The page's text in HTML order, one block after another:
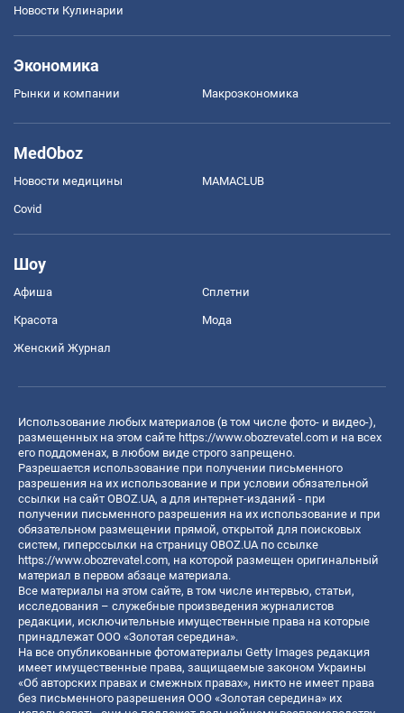
Новости Кулинарии
Экономика
Рынки и компании Mакроэкономика
MedOboz
Новости медицины MAMACLUB
Covid
Шоу
Афиша Сплетни
Красота Мода
Женский Журнал
Использование любых материалов (в том числе фото- и видео-),
размещенных на этом сайте https://www.obozrevatel.com и на всех
его поддоменах, в любом виде строго запрещено.
Разрешается использование при получении письменного
разрешения на их использование и при условии обязательной
ссылки на сайт OBOZ.UA, а для интернет-изданий - при
получении письменного разрешения на их использование и при
обязательном размещении прямой, открытой для поисковых
систем, гиперссылки на страницу OBOZ.UA по ссылке
https://www.obozrevatel.com, на которой размещен оригинальный
материал в первом абзаце материала.
Все материалы на этом сайте, в том числе интервью, статьи,
исследования – служебные произведения журналистов
редакции, исключительные имущественные права на которые
принадлежат ООО «Золотая середина».
На все опубликованные фотоматериалы Getty Images редакция
имеет имущественные права, защищаемые законом Украины
«Об авторских правах и смежных правах», никто не имеет права
без письменного разрешения ООО «Золотая середина» их